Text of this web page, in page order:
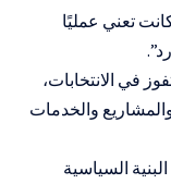
تعني عمليًا
في الانتخابات،
والخدمات
السياسية